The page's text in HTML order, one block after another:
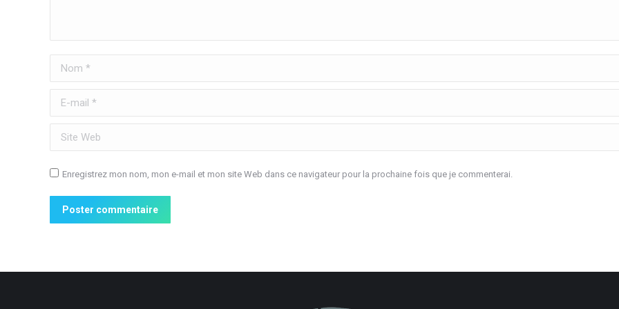
Nom *
E-mail *
Site Web
Enregistrez mon nom, mon e-mail et mon site Web dans ce navigateur pour la prochaine fois que je commenterai.
Poster commentaire